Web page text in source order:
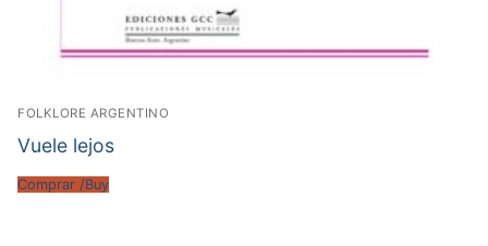
FOLKLORE ARGENTINO
Vuele lejos
Comprar /Buy